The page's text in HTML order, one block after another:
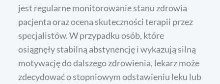
jest regularne monitorowanie stanu zdrowia
pacjenta oraz ocena skuteczności terapii przez
specjalistów. W przypadku osób, które
osiągnęły stabilną abstynencję i wykazują silną
motywację do dalszego zdrowienia, lekarz może
zdecydować o stopniowym odstawieniu leku lub